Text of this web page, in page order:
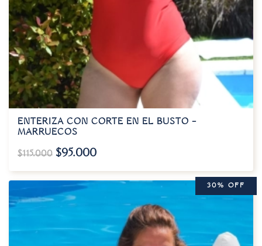
ENTERIZA CON CORTE EN EL BUSTO –
MARRUECOS
$115.000 $95.000
30% OFF